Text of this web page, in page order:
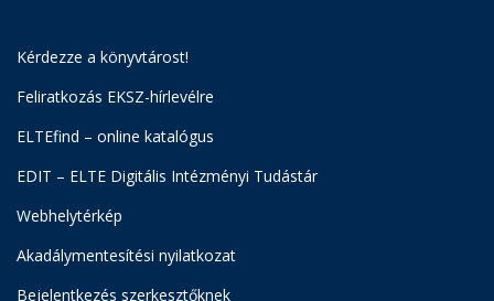
Kérdezze a könyvtárost!
Feliratkozás EKSZ-hírlevélre
ELTEfind – online katalógus
EDIT – ELTE Digitális Intézményi Tudástár
Webhelytérkép
Akadálymentesítési nyilatkozat
Bejelentkezés szerkesztőknek